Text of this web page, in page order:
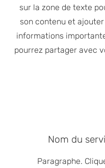
sur la zone de texte
son contenu et
informations
pourrez partager avec
Nom du
Paragraphe.